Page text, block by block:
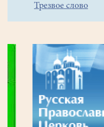
Трезвое слово